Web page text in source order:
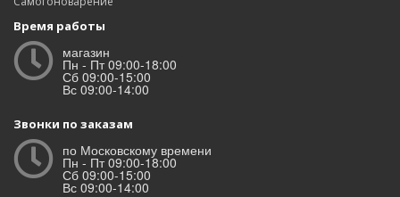
Время работы
магазин
Пн - Пт 09:00-18:00
Сб 09:00-15:00
Вс 09:00-14:00
Звонки по заказам
по Московскому времени
Пн - Пт 09:00-18:00
Сб 09:00-15:00
Вс 09:00-14:00